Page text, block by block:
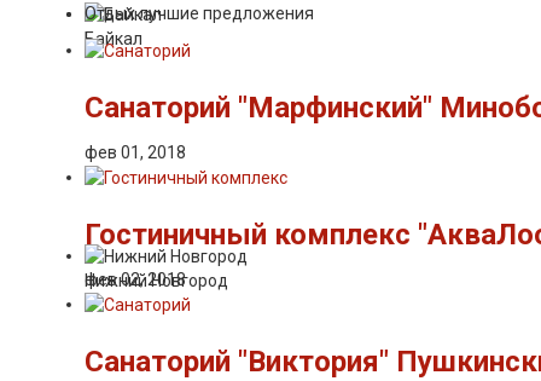
Байкал
Нижний Новгород
Отдых лучшие предложения
Санаторий "Марфинский"
фев 01, 2018
Гостиничный комплекс
фев 02, 2018
Санаторий "Виктория"